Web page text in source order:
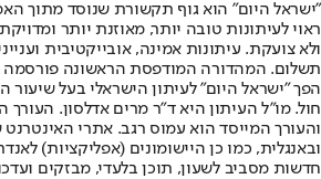
"ישראל היום" הוא גוף תקשורת שנוסד מתוך
ראוי לעיתונות טובה יותר, מאוזנת יותר
ולא צועקת. עיתונות אמינה, אובייקטיבית
הפך "ישראל היום" לעיתון הישראלי בעל שיעור
חול. מו"ל העיתון היא ד"ר מרים אדלסון. העורך
והעורך המייסד הוא עמוס רגב. אתרי
חדשות מסביב לשעון, תוכן בלעדי, מבזקים